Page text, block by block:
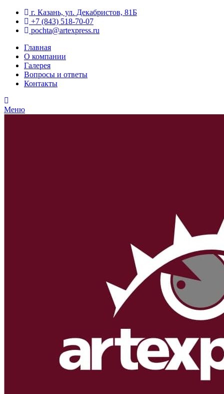
г. Казань, ул. Декабристов, 81Б
+7 (843) 518-70-07
pochta@artexpress.ru
Главная
О компании
Галерея
Вопросы и ответы
Контакты
Меню